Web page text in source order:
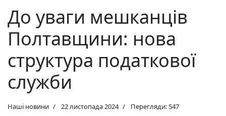
До уваги мешканців
Полтавщини: нова
структура податкової
служби
Наші новини 22 листопада 2024 Перегляди: 547